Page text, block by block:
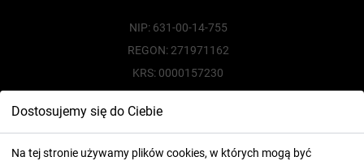
Dostosujemy się do Ciebie
Na tej stronie używamy plików cookies, w których mogą być
NIP: 631-00-14-755
REGON: 271971162
KRS: 0000157230
Skontaktuj się z nami
+48 32 420 11 11